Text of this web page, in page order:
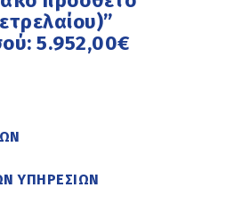
5.952,00€
ΥΠΗΡΕΣΙΩΝ